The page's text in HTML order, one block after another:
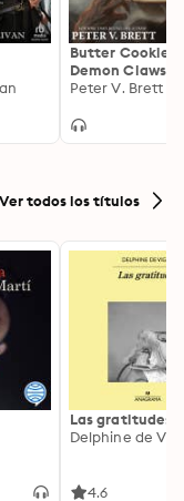
1:
Butter Cookies
Demon Claws
[Dramatized
Cycle
Peter V. Brett
Ver todos los títulos
Las gratitudes
Delphine de
4.6